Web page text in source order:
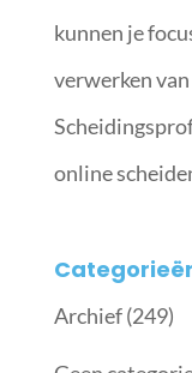
kunnen je
verwerken
online
Archief(249)